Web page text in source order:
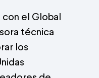
el Global
técnica
los